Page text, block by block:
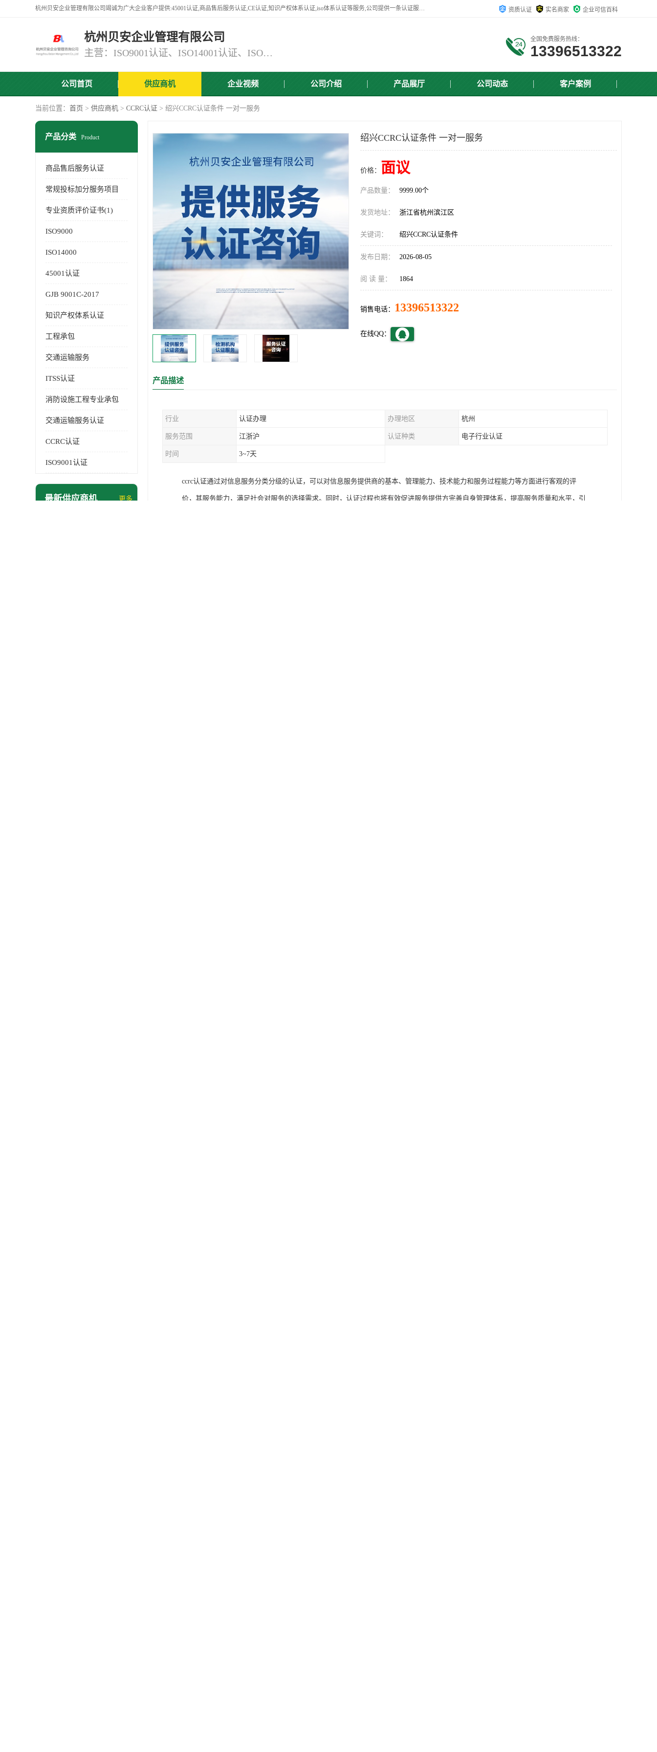
杭州贝安企业管理有限公司竭诚为广大企业客户提供:45001认证,商品售后服务认证,CE认证,知识产权体系认证,iso体系认证等服务,公司提供一条认证服务,方便快捷. 资质认证 实名商家 企业可信百科
杭州贝安企业管理有限公司
主营：ISO9001认证、ISO14001认证、ISO认证、ISO22000认证、ISO/TS16949认证,FSC森林认证
全国免费服务热线：
13396513322
公司首页 供应商机 企业视频 公司介绍 产品展厅 公司动态 客户案例
当前位置： 首页 > 供应商机 > CCRC认证 > 绍兴CCRC认证条件 一对一服务
产品分类 Product
商品售后服务认证
常规投标加分服务项目
专业资质评价证书(1)
ISO9000
ISO14000
45001认证
GJB 9001C-2017
知识产权体系认证
工程承包
交通运输服务
ITSS认证
消防设施工程专业承包
交通运输服务认证
CCRC认证
ISO9001认证
最新供应商机 更多
绍兴CCRC认证条件 一对一服务
价格： 面议
产品数量： 9999.00个
发货地址： 浙江省杭州滨江区
关键词： 绍兴CCRC认证条件
发布日期： 2026-08-05
阅 读 量： 1864
销售电话： 13396513322
在线QQ：
产品描述
行业 认证办理 办理地区 杭州
服务范围 江浙沪 认证种类 电子行业认证
时间 3~7天
ccrc认证通过对信息服务分类分级的认证，可以对信息服务提供商的基本、管理能力、技术能力和服务过程能力等方面进行客观的评
价，其服务能力，满足社会对服务的选择需求。同时，认证过程也将有效促进服务提供方完善自身管理体系，提高服务质量和水平，引